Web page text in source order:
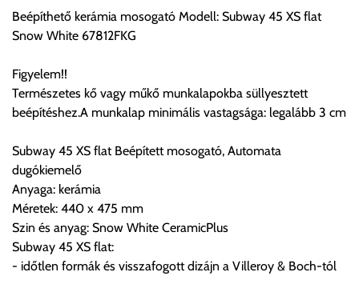
előre egyeztetett időpontban.
Szállítási díjak:
úgy esetenként több lehetőséget ajánl fel a program. Kérjük, a
vásárolt árú figyelembevételével az önnek megfelelő szállítási
költséget válassza ki.
Amennyiben nem biztos választásában, vagy a program
automatikusan nem ajánl fel szállítási költséget, úgy válassza
a 0.- forintos szállítást, kollégáink megvizsgálják a vásárolt
termék adatait, majd visszaigazolják a szállítás költségét.
Beépíthető kerámia mosogató Modell: Subway 45 XS flat
Snow White 67812FKG
Figyelem!!
Természetes kő vagy műkő munkalapokba süllyesztett
beépítéshez.A munkalap minimális vastagsága: legalább 3 cm
Subway 45 XS flat Beépített mosogató, Automata
dugókiemelő
Anyaga: kerámia
Méretek: 440 x 475 mm
Szin és anyag: Snow White CeramicPlus
Subway 45 XS flat:
- időtlen formák és visszafogott dizájn a Villeroy & Boch-tól